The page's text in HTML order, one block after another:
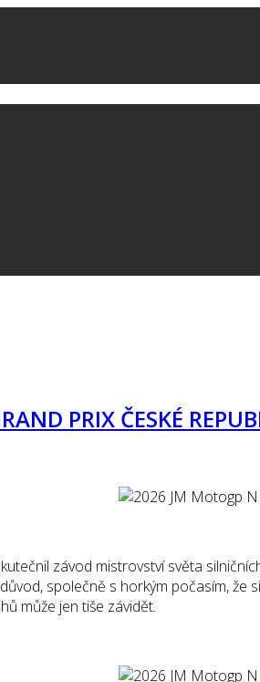
PRIX ČESKÉ
závod mistrovství světa
společně s horkým počasím,
může jen tiše závidět.